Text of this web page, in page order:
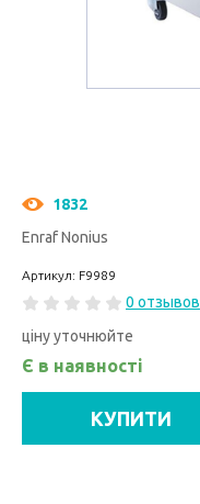
1832
Enraf Nonius
Артикул: F9989
0 отзывов
ціну уточнюйте
Є в наявності
КУПИТИ